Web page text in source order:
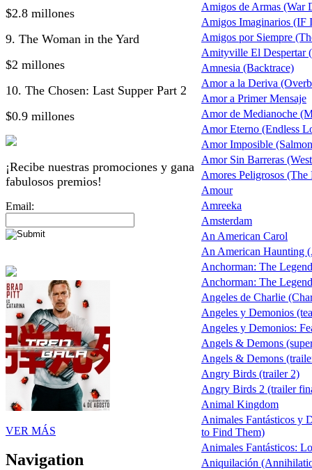
$2.8 millones
9. The Woman in the Yard
$2 millones
10. The Chosen: Last Supper Part 2
$0.9 millones
¡Recibe nuestras promociones y gana
fabulosos premios!
Email:
VER MÁS
Navigation
Amigos de Armas (War
Amigos Imaginarios (IF
Amigos por Siempre
Amityville El Despertar
Amnesia (Backtrace)
Amor a la Deriva
Amor a Primer Mensaje
Amor de Medianoche
Amor Eterno (Endless
Amor Imposible
Amor Sin Barreras
Amores Peligrosos (The
Amour
Amreeka
Amsterdam
An American Carol
An American Haunting
Anchorman: The
Anchorman: The
Angeles de Charlie
Angeles y Demonios
Angeles y Demonios:
Angels & Demons
Angels & Demons
Angry Birds (trailer 2)
Angry Birds 2 (trailer
Animal Kingdom
Animales Fantásticos y
to Find Them)
Animales Fantásticos:
Aniquilación